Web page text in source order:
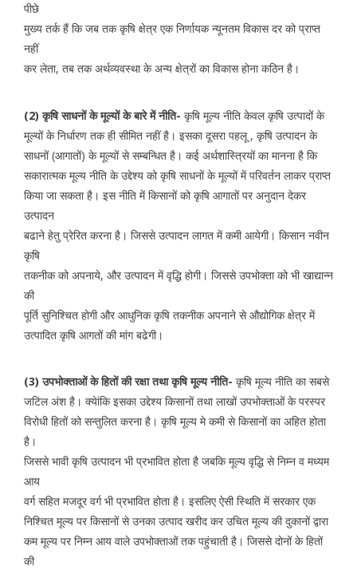
पीछे
मुख्य तर्क हैं कि जब तक कृषि क्षेत्र एक निर्णायक न्यूनतम विकास दर को प्राप्त
नहीं
कर लेता, तब तक अर्थव्यवस्था के अन्य क्षेत्रों का विकास होना कठिन है।
(2) कृषि साधनों के मूल्यों के बारे में नीति- कृषि मूल्य नीति केवल कृषि उत्पादों के
मूल्यों के निर्धारण तक ही सीमित नहीं है। इसका दूसरा पहलू , कृषि उत्पादन के
साधनों (आगातों) के मूल्यों से सम्बन्धित है। कई अर्थशास्त्रियों का मानना है कि
सकारात्मक मूल्य नीति के उद्देश्य को कृषि साधनों के मूल्यों में परिवर्तन लाकर प्राप्त
किया जा सकता है। इस नीति में किसानों को कृषि आगातों पर अनुदान देकर
उत्पादन
बढाने हेतु प्रेरित करना है। जिससे उत्पादन लागत में कमी आयेगी। किसान नवीन
कृषि
तकनीक को अपनाये, और उत्पादन में वृद्धि होगी। जिससे उपभोक्ता को भी खाद्यान्न
की
पूर्ति सुनिश्चित होगी और आधुनिक कृषि तकनीक अपनाने से औद्योगिक क्षेत्र में
उत्पादित कृषि आगतों की मांग बढेगी।
(3) उपभोक्ताओं के हितों की रक्षा तथा कृषि मूल्य नीति- कृषि मूल्य नीति का सबसे
जटिल अंश है। क्येांकि इसका उद्देश्य किसानों तथा लाखों उपभोक्ताओं के परस्पर
विरोधी हितों को सन्तुलित करना है। कृषि मूल्य मे कमी से किसानों का अहित होता
है।
जिससे भावी कृषि उत्पादन भी प्रभावित होता है जबकि मूल्य वृद्धि से निम्न व मध्यम
आय
वर्ग सहित मजदूर वर्ग भी प्रभावित होता है। इसलिए ऐसी स्थिति में सरकार एक
निश्चित मूल्य पर किसानों से उनका उत्पाद खरीद कर उचित मूल्य की दुकानों द्वारा
कम मूल्य पर निम्न आय वाले उपभोक्ताओं तक पहुंचाती है। जिससे दोनों के हितों
की